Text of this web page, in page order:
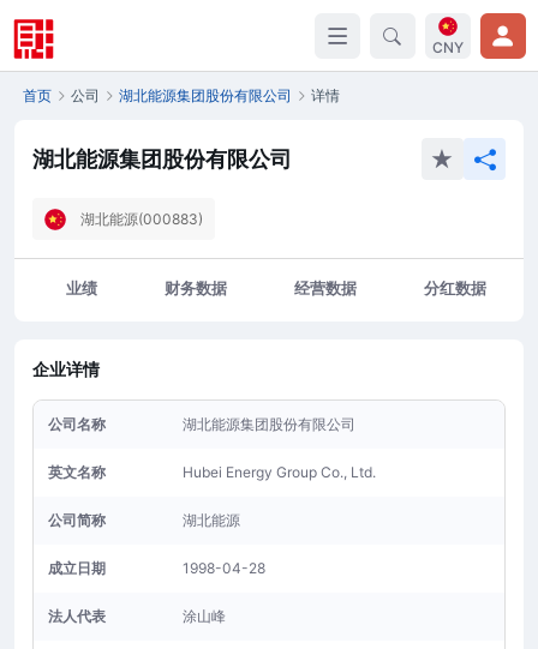
CNY
首页 公司 湖北能源集团股份有限公司 详情
湖北能源集团股份有限公司
湖北能源(000883)
业绩 财务数据 经营数据 分红数据
企业详情
公司名称 湖北能源集团股份有限公司
英文名称 Hubei Energy Group Co., Ltd.
公司简称 湖北能源
成立日期 1998-04-28
法人代表 涂山峰